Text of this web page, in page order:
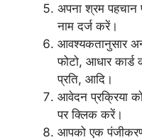
अपना श्रम पहचान
नाम दर्ज करें।
आवश्यकतानुसार
फोटो, आधार कार्ड
प्रति, आदि।
आवेदन प्रक्रिया
पर क्लिक करें।
आपको एक